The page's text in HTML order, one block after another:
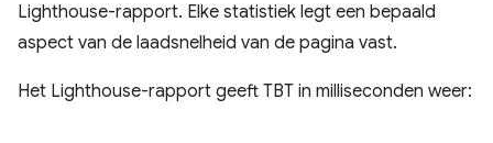
Lighthouse-rapport. Elke statistiek legt een bepaald
aspect van de laadsnelheid van de pagina vast.
Het Lighthouse-rapport geeft TBT in milliseconden weer: